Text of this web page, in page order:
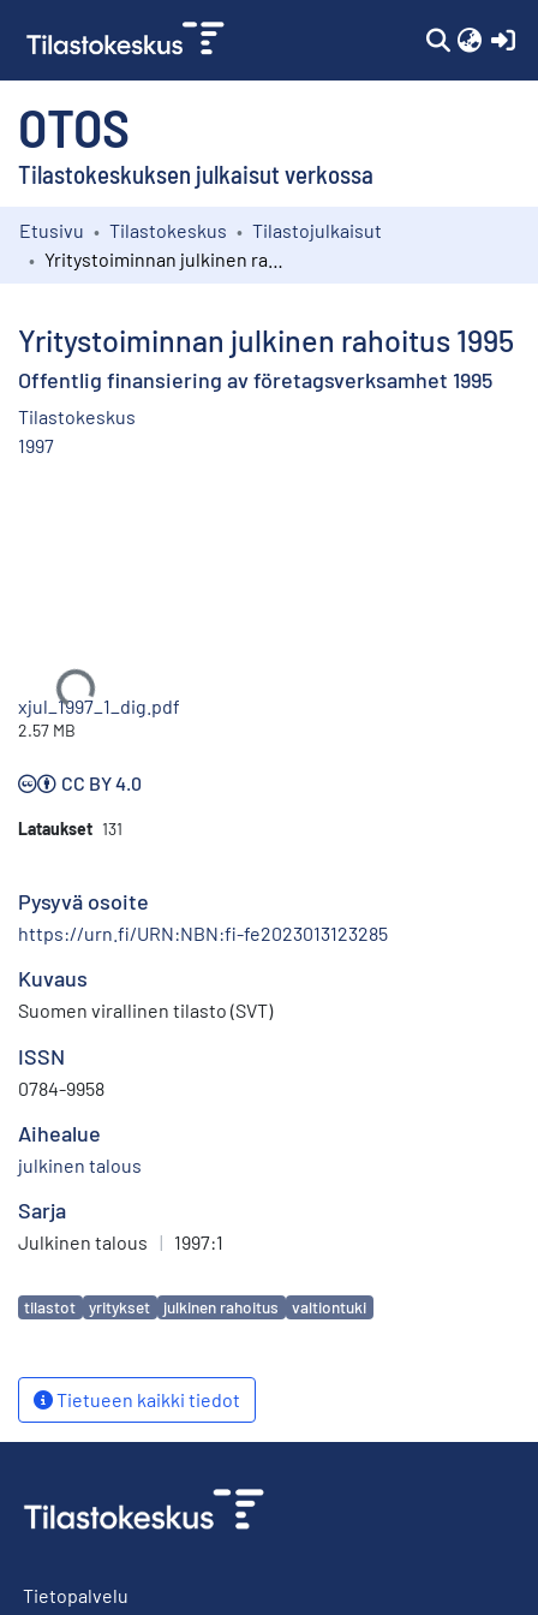
OTOS
Tilastokeskuksen julkaisut verkossa
Kokoelmat
Etusivu Tilastokeskus
Tilastojulkaisut
Yritystoiminnan julkinen rahoitus 1995
Offentlig finansiering av företagsverksamhet 1995
Tilastokeskus
1997
Ladataan...
xjul_1997_1_dig.pdf
2.57 MB
CC BY 4.0
Lataukset 131
Pysyvä osoite
https://urn.fi/URN:NBN:fi-fe2023013123285
Kuvaus
Suomen virallinen tilasto (SVT)
ISSN
0784-9958
Aihealue
julkinen talous
Sarja
Julkinen talous | 1997:1
Avainsanat
tilastot yritykset julkinen rahoitus valtiontuki
Tietueen kaikki tiedot
Tietopalvelu